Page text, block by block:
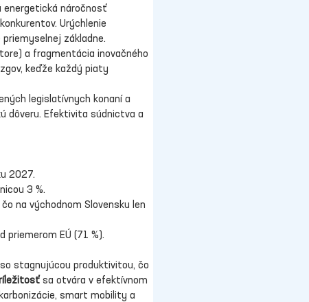
energetická náročnosť
Urýchlenie
základne.
a fragmentácia inovačného
keďže každý piaty
legislatívnych konaní a
dôveru. Efektivita súdnictva a
2027.
3 %.
na východnom Slovensku len
priemerom EÚ (71 %).
stagnujúcou produktivitou, čo
sa otvára v efektívnom
smart mobility a